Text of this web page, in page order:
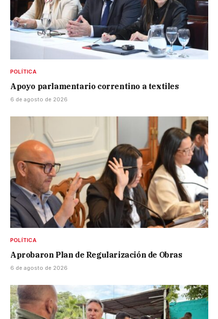
POLÍTICA
Apoyo parlamentario correntino a textiles
6 de agosto de 2026
POLÍTICA
Aprobaron Plan de Regularización de Obras
6 de agosto de 2026